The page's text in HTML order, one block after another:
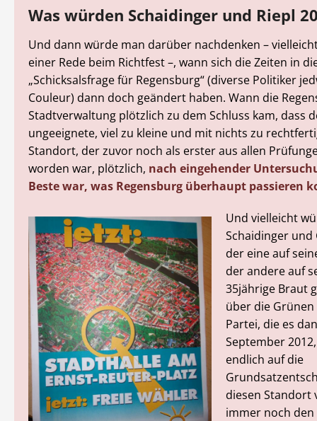
Was würden Schaidinger und Riepl
Und dann würde man darüber nachdenken –
einer Rede beim Richtfest –, wann sich die Zeiten in
„Schicksalsfrage für Regensburg“ (diverse Politiker
Couleur) dann doch geändert haben. Wann die
Stadtverwaltung plötzlich zu dem Schluss kam, dass
ungeeignete, viel zu kleine und mit nichts zu
Standort, der zuvor noch als erster aus allen
worden war, plötzlich, nach eingehender
Beste war, was Regensburg überhaupt passieren
Und vielleicht
Schaidinger und
der eine auf
der andere auf
35jährige Braut
über die Grünen
Partei, die es
September
endlich auf die
diesen Standort
immer noch